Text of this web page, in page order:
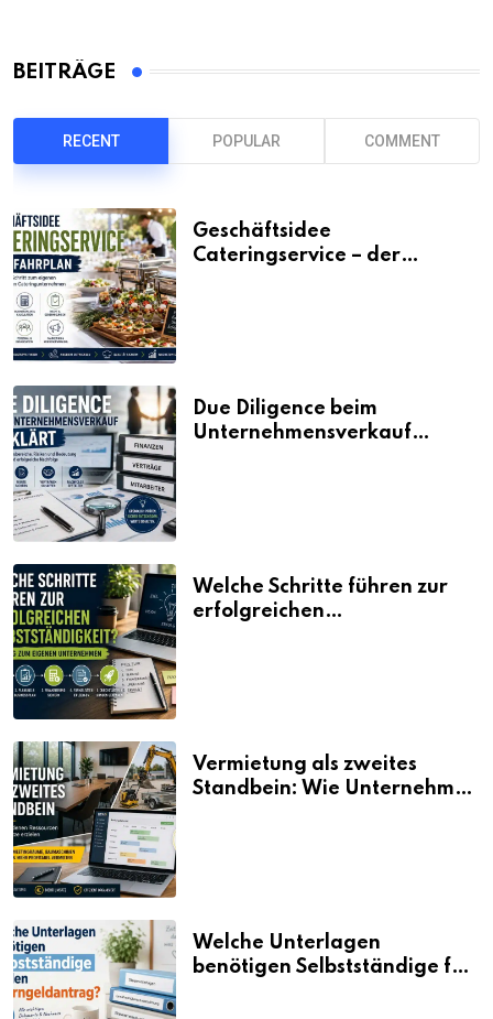
BEITRÄGE
RECENT POPULAR COMMENT
Geschäftsidee
Cateringservice – der
Due Diligence beim
Unternehmensverkauf
Welche Schritte führen zur
erfolgreichen
Vermietung als zweites
Standbein: Wie Unternehmen
Welche Unterlagen
benötigen Selbstständige für